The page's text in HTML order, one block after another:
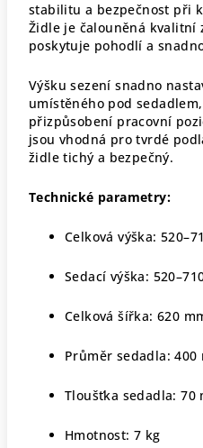
stabilitu a bezpečnost při
Židle je čalouněná kvalitní
poskytuje pohodlí a
Výšku sezení snadno
umístěného pod
přizpůsobení pracovní
jsou vhodná pro tvrdé
židle tichý a bezpečný.
Technické parametry:
Celková výška:
Sedací výška:
Celková šířka: 620
Průměr sedadla: 400
Tloušťka sedadla: 70
Hmotnost: 7 kg